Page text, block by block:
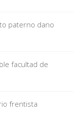
paterno dano
facultad de
frentista